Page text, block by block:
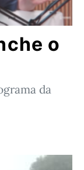
o
da